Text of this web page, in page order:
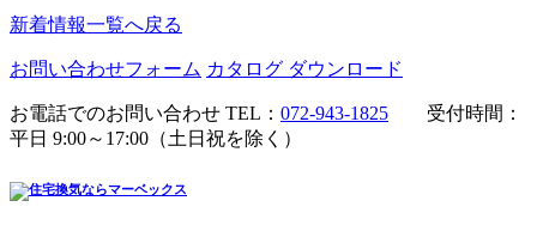
新着情報一覧へ戻る
お問い合わせフォーム カタログ ダウンロード
お電話でのお問い合わせ TEL： 072-943-1825 受付時間：
平日 9:00～17:00（土日祝を除く）